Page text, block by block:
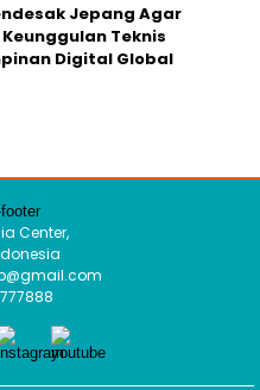
Jepang Agar
Teknis
Digital Global
Center,